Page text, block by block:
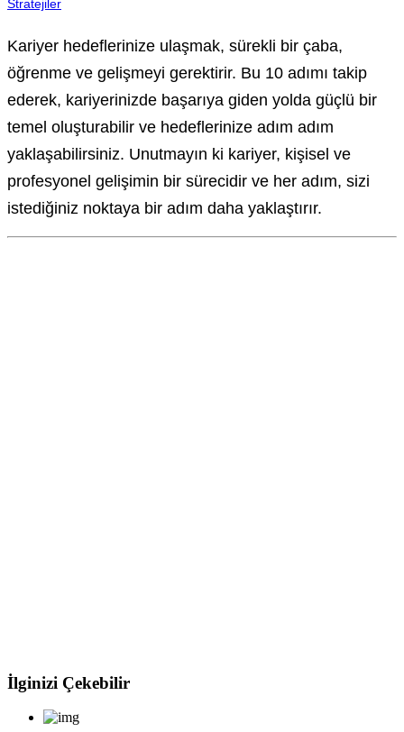
Stratejiler
Kariyer hedeflerinize ulaşmak, sürekli bir çaba,
öğrenme ve gelişmeyi gerektirir. Bu 10 adımı takip
ederek, kariyerinizde başarıya giden yolda güçlü bir
temel oluşturabilir ve hedeflerinize adım adım
yaklaşabilirsiniz. Unutmayın ki kariyer, kişisel ve
profesyonel gelişimin bir sürecidir ve her adım, sizi
istediğiniz noktaya bir adım daha yaklaştırır.
İlginizi Çekebilir